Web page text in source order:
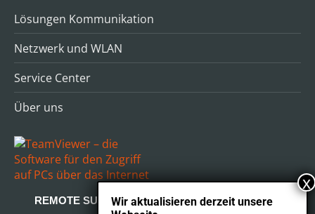
Lösungen Kommunikation
Netzwerk und WLAN
Service Center
Über uns
REMOTE SUPPORTWir aktualisieren derzeit unsere